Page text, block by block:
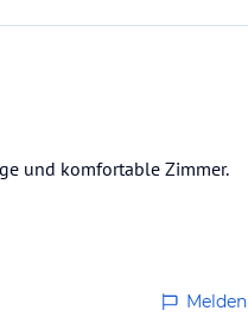
und komfortable Zimmer.
Melden